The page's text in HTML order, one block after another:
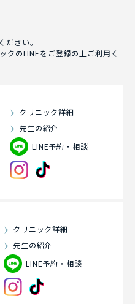
さい。
クのLINEをご登録の上ご利用く
クリニック詳細
先生の紹介
LINE予約・相談
クリニック詳細
先生の紹介
LINE予約・相談